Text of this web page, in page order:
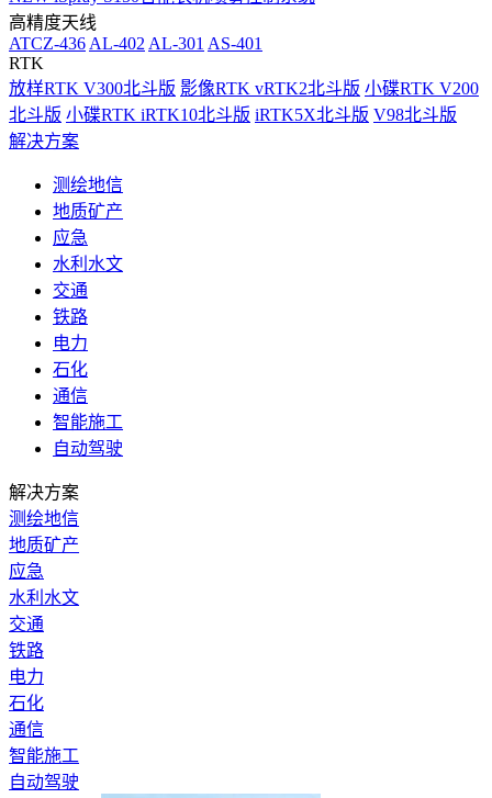
高精度天线
ATCZ-436 AL-402 AL-301 AS-401
RTK
放样RTK V300北斗版 影像RTK vRTK2北斗版 小碟RTK V200
北斗版 小碟RTK iRTK10北斗版 iRTK5X北斗版 V98北斗版
解决方案
测绘地信
地质矿产
应急
水利水文
交通
铁路
电力
石化
通信
智能施工
自动驾驶
解决方案
测绘地信
地质矿产
应急
水利水文
交通
铁路
电力
石化
通信
智能施工
自动驾驶